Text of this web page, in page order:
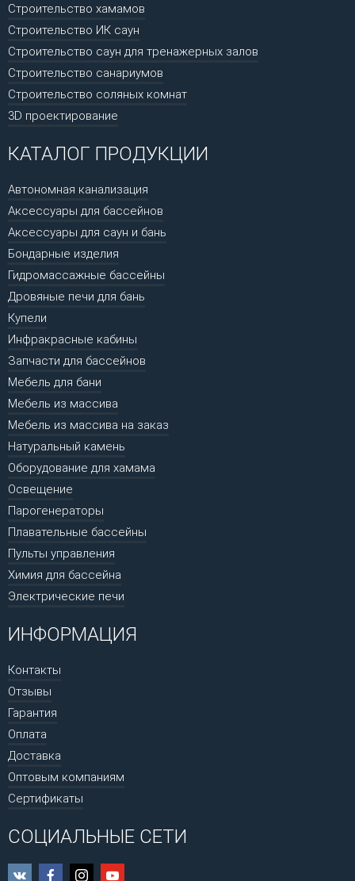
Строительство хамамов
Строительство ИК саун
Строительство саун для тренажерных залов
Строительство санариумов
Строительство соляных комнат
3D проектирование
КАТАЛОГ ПРОДУКЦИИ
Автономная канализация
Аксессуары для бассейнов
Аксессуары для саун и бань
Бондарные изделия
Гидромассажные бассейны
Дровяные печи для бань
Купели
Инфракрасные кабины
Запчасти для бассейнов
Мебель для бани
Мебель из массива
Мебель из массива на заказ
Натуральный камень
Оборудование для хамама
Освещение
Парогенераторы
Плавательные бассейны
Пульты управления
Химия для бассейна
Электрические печи
ИНФОРМАЦИЯ
Контакты
Отзывы
Гарантия
Оплата
Доставка
Оптовым компаниям
Сертификаты
СОЦИАЛЬНЫЕ СЕТИ